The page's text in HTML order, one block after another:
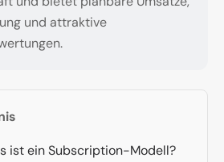
und attraktive
ist ein Subscription-Modell?